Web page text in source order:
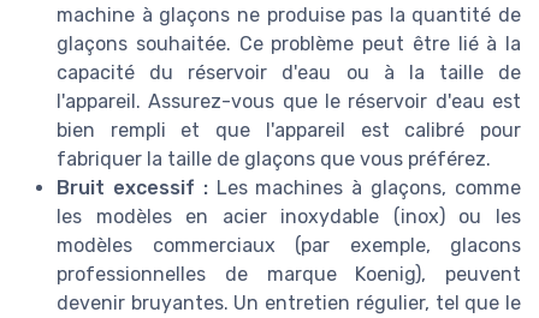
machine à glaçons ne produise pas la quantité de
glaçons souhaitée. Ce problème peut être lié à la
capacité du réservoir d'eau ou à la taille de
l'appareil. Assurez-vous que le réservoir d'eau est
bien rempli et que l'appareil est calibré pour
fabriquer la taille de glaçons que vous préférez.
Bruit excessif : Les machines à glaçons, comme
les modèles en acier inoxydable (inox) ou les
modèles commerciaux (par exemple, glacons
professionnelles de marque Koenig), peuvent
devenir bruyantes. Un entretien régulier, tel que le